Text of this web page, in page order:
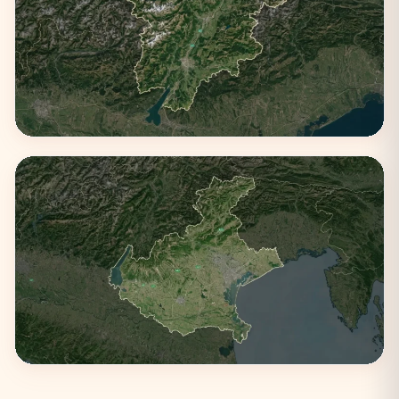
3 città
Trentino-Alto Adige
1 città